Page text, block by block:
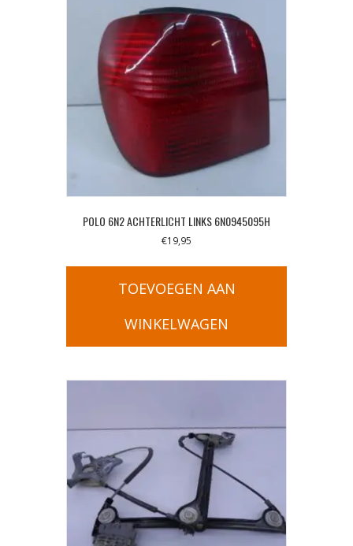
POLO 6N2 ACHTERLICHT LINKS 6N0945095H
€19,95
TOEVOEGEN AAN
WINKELWAGEN